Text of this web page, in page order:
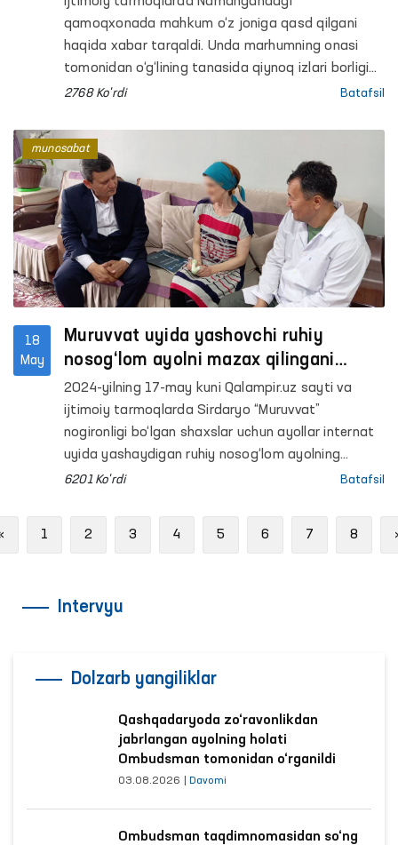
qamoqxonada mahkum o‘z joniga qasd qilgani
haqida xabar tarqaldi. Unda marhumning onasi
tomonidan o‘g‘lining tanasida qiynoq izlari borligi
qayd etilganligi maʼlum qilingan.
2768 Ko'rdi Batafsil
18
May
Muruvvat uyida yashovchi ruhiy
nosog‘lom ayolni mazax qilingani
holati o‘rganildi
2024-yilning 17-may kuni Qalampir.uz sayti va
ijtimoiy tarmoqlarda Sirdaryo “Muruvvat”
nogironligi bo‘lgan shaxslar uchun ayollar internat
uyida yashaydigan ruhiy nosog‘lom ayolning
ustidan mazax qilingani haqidagi xabarlar tarqaldi.
6201 Ko'rdi Batafsil
munosabat
Previous
1 2 3 4 5 6 7 8
Intervyu
Dolzarb yangiliklar
Qashqadaryoda zo‘ravonlikdan
jabrlangan ayolning holati
Ombudsman tomonidan o‘rganildi
03.08.2026 Davomi
Ombudsman taqdimnomasidan so‘ng